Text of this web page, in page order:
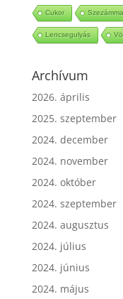
Cukor
Lencsegulyás
Archívum
2026. április
2025. szeptember
2024. december
2024. november
2024. október
2024. szeptember
2024. augusztus
2024. július
2024. június
2024. május